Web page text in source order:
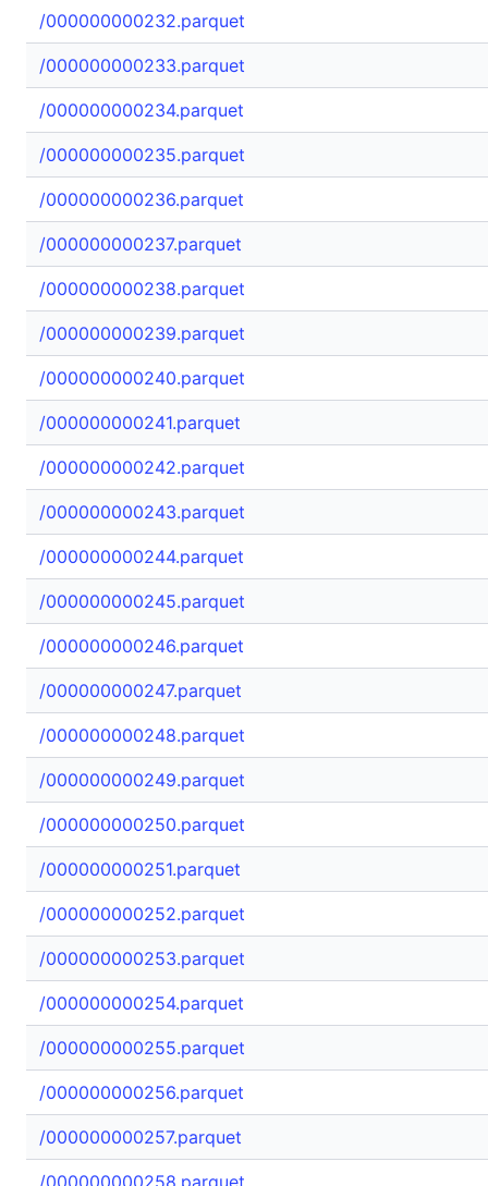
/000000000232.parquet
/000000000233.parquet
/000000000234.parquet
/000000000235.parquet
/000000000236.parquet
/000000000237.parquet
/000000000238.parquet
/000000000239.parquet
/000000000240.parquet
/000000000241.parquet
/000000000242.parquet
/000000000243.parquet
/000000000244.parquet
/000000000245.parquet
/000000000246.parquet
/000000000247.parquet
/000000000248.parquet
/000000000249.parquet
/000000000250.parquet
/000000000251.parquet
/000000000252.parquet
/000000000253.parquet
/000000000254.parquet
/000000000255.parquet
/000000000256.parquet
/000000000257.parquet
/000000000258.parquet